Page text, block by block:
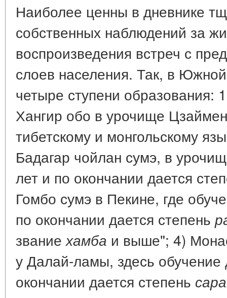
Наиболее ценны в дневнике
собственных наблюдений за
воспроизведения встреч с
слоев населения. Так, в
четыре ступени образования:
Хангир обо в урочище
тибетскому и монгольскому
Бадагар чойлан сумэ, в
лет и по окончании дается
Гомбо сумэ в Пекине, где
по окончании дается степень
звание хамба и выше"; 4)
у Далай-ламы, здесь обучение
окончании дается степень